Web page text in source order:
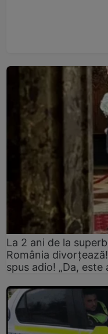
La 2 ani de la
România
spus adio! „Da, este